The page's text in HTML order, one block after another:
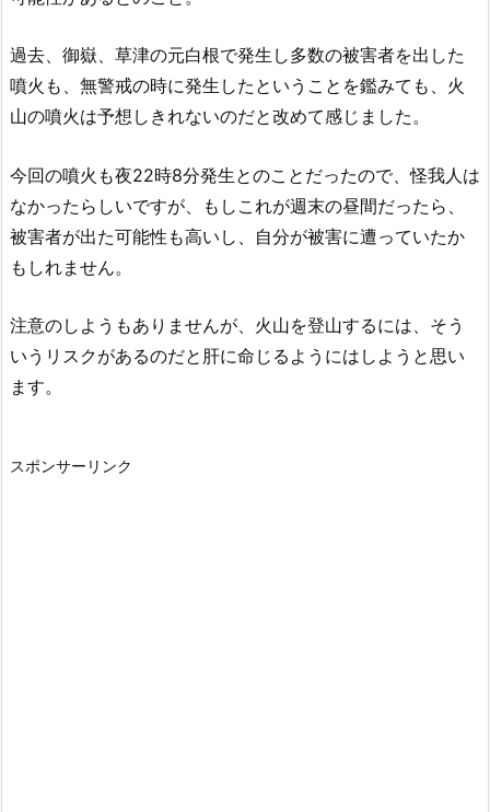
過去、御嶽、草津の元白根で発生し多数の被害者を出した
噴火も、無警戒の時に発生したということを鑑みても、火
山の噴火は予想しきれないのだと改めて感じました。
今回の噴火も夜22時8分発生とのことだったので、怪我人は
なかったらしいですが、もしこれが週末の昼間だったら、
被害者が出た可能性も高いし、自分が被害に遭っていたか
もしれません。
注意のしようもありませんが、火山を登山するには、そう
いうリスクがあるのだと肝に命じるようにはしようと思い
ます。
スポンサーリンク